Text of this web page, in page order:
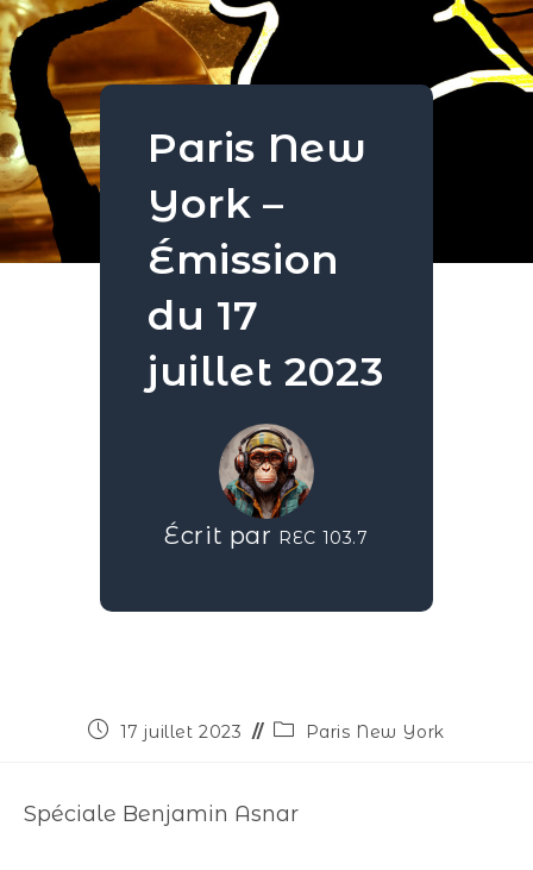
Paris New
York –
Émission
du 17
juillet 2023
Écrit par REC 103.7
17 juillet 2023 Paris New York
Spéciale Benjamin Asnar